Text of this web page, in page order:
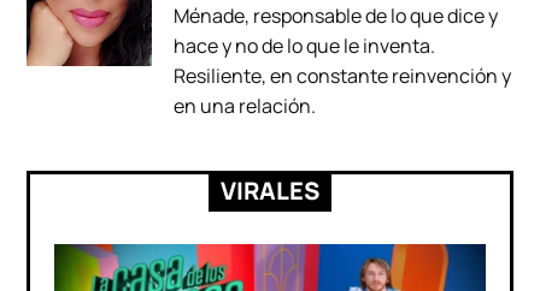
Ménade, responsable de lo que dice y
hace y no de lo que le inventa.
Resiliente, en constante reinvención y
en una relación.
VIRALES